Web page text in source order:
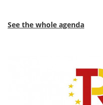
See the whole agenda